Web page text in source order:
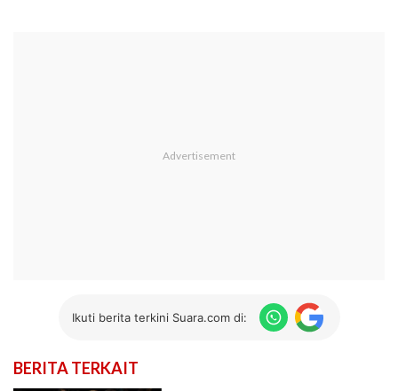
Ikuti berita terkini Suara.com di:
BERITA TERKAIT